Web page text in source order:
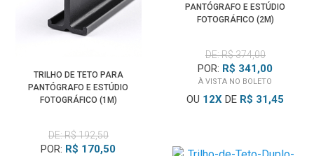
TRILHO DE TETO PARA
PANTÓGRAFO E ESTÚDIO
FOTOGRÁFICO (1M)
DE: R$ 192,50
POR: R$ 170,50
PANTÓGRAFO E ESTÚDIO
FOTOGRÁFICO (2M)
DE: R$ 374,00
POR: R$ 341,00
À VISTA NO BOLETO
OU 12X DE R$ 31,45